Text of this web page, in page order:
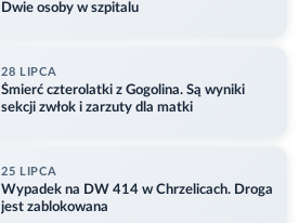
Dwie osoby w szpitalu
28 LIPCA
Śmierć czterolatki z Gogolina. Są wyniki
sekcji zwłok i zarzuty dla matki
25 LIPCA
Wypadek na DW 414 w Chrzelicach. Droga
jest zablokowana